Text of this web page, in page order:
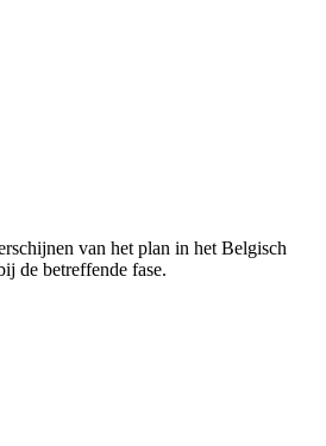
van het plan in het Belgisch
de betreffende fase.